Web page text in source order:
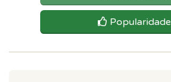
Popularidade